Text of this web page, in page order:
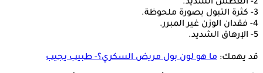
2- العطش الشديد.
3- كثرة التبول بصورة ملحوظة.
4- فقدان الوزن غير المبرر.
5- الإرهاق الشديد.
قد يهمك: ما هو لون بول مريض السكري؟- طبيب يجيب